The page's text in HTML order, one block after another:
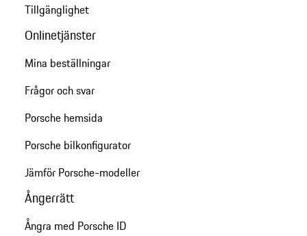
Tillgänglighet
Onlinetjänster
Mina beställningar
Frågor och svar
Porsche hemsida
Porsche bilkonfigurator
Jämför Porsche-modeller
Ångerrätt
Ångra med Porsche ID